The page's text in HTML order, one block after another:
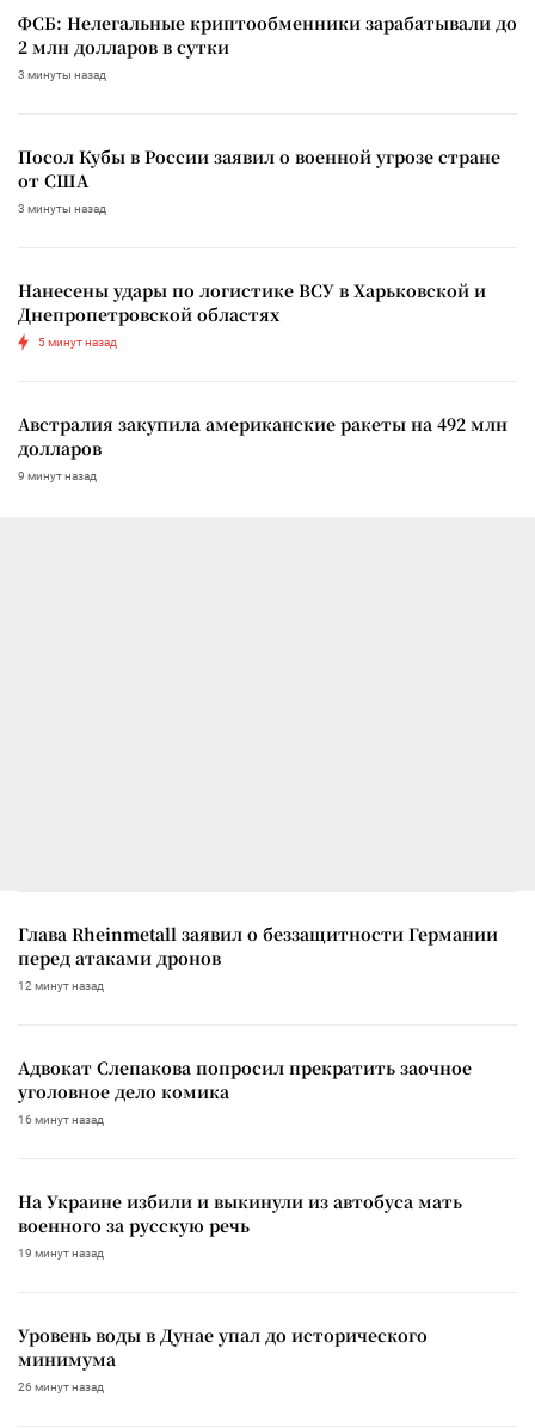
ФСБ: Нелегальные криптообменники зарабатывали до
2 млн долларов в сутки
3 минуты назад
Посол Кубы в России заявил о военной угрозе стране
от США
3 минуты назад
Нанесены удары по логистике ВСУ в Харьковской и
Днепропетровской областях
5 минут назад
Австралия закупила американские ракеты на 492 млн
долларов
9 минут назад
Глава Rheinmetall заявил о беззащитности Германии
перед атаками дронов
12 минут назад
Адвокат Слепакова попросил прекратить заочное
уголовное дело комика
16 минут назад
На Украине избили и выкинули из автобуса мать
военного за русскую речь
19 минут назад
Уровень воды в Дунае упал до исторического
минимума
26 минут назад